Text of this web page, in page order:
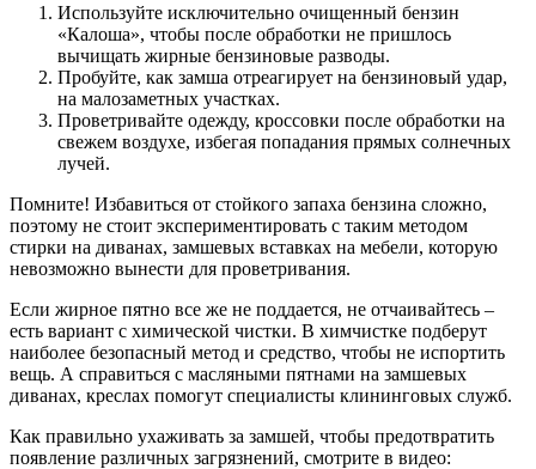
Используйте исключительно очищенный бензин
«Калоша», чтобы после обработки не пришлось
вычищать жирные бензиновые разводы.
Пробуйте, как замша отреагирует на бензиновый удар,
на малозаметных участках.
Проветривайте одежду, кроссовки после обработки на
свежем воздухе, избегая попадания прямых солнечных
лучей.
Помните! Избавиться от стойкого запаха бензина сложно,
поэтому не стоит экспериментировать с таким методом
стирки на диванах, замшевых вставках на мебели, которую
невозможно вынести для проветривания.
Если жирное пятно все же не поддается, не отчаивайтесь –
есть вариант с химической чистки. В химчистке подберут
наиболее безопасный метод и средство, чтобы не испортить
вещь. А справиться с масляными пятнами на замшевых
диванах, креслах помогут специалисты клининговых служб.
Как правильно ухаживать за замшей, чтобы предотвратить
появление различных загрязнений, смотрите в видео: